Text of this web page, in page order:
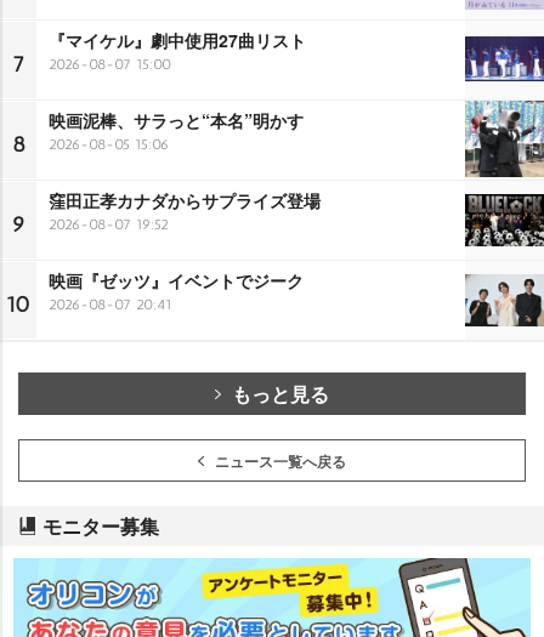
7
『マイケル』劇中使用27曲リスト
2026-08-07 15:00
8
映画泥棒、サラっと“本名”明かす
2026-08-05 15:06
9
窪田正孝カナダからサプライズ登場
2026-08-07 19:52
10
映画『ゼッツ』イベントでジーク
2026-08-07 20:41
もっと見る
ニュース一覧へ戻る
モニター募集